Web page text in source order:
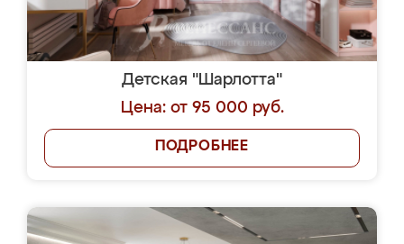
Детская "Шарлотта"
Цена: от 95 000 руб.
ПОДРОБНЕЕ